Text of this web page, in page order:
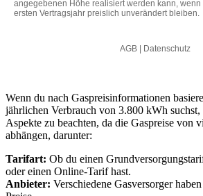
Wenn du nach Gaspreisinformationen
jährlichen Verbrauch von 3.800 kWh suchst,
Aspekte zu beachten, da die Gaspreise von
abhängen, darunter:
Tarifart: Ob du einen
oder einen Online-Tarif hast.
Anbieter: Verschiedene Gasversorger